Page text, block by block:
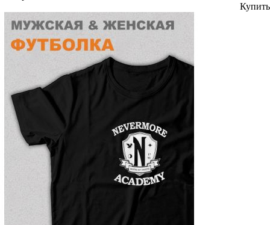
Купить